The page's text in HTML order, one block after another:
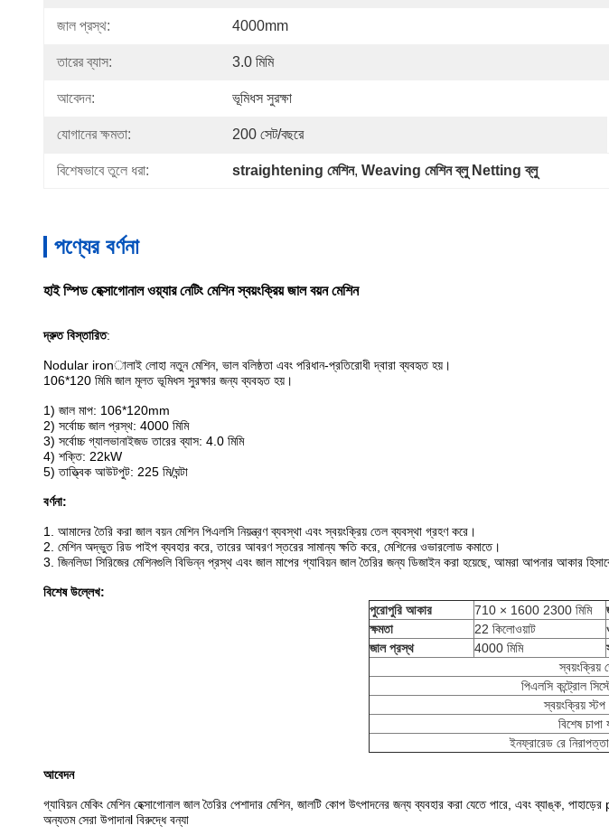
জাল প্রস্থ: 4000mm
তারের ব্যাস: 3.0 মিমি
আবেদন: ভূমিধস সুরক্ষা
যোগানের ক্ষমতা: 200 সেট/বছরে
বিশেষভাবে তুলে ধরা: straightening মেশিন, Weaving মেশিন ব্লু Netting ব্লু
পণ্যের বর্ণনা
হাই স্পিড হেক্সাগোনাল ওয়্যার নেটিং মেশিন স্বয়ংক্রিয় জাল বয়ন মেশিন
দ্রুত বিস্তারিত:
Nodular ironালাই লোহা নতুন মেশিন, ভাল বলিষ্ঠতা এবং পরিধান-প্রতিরোধী দ্বারা ব্যবহৃত হয়।
106*120 মিমি জাল মূলত ভূমিধস সুরক্ষার জন্য ব্যবহৃত হয়।
1) জাল মাপ: 106*120mm
2) সর্বোচ্চ জাল প্রস্থ: 4000 মিমি
3) সর্বোচ্চ গ্যালভানাইজড তারের ব্যাস: 4.0 মিমি
4) শক্তি: 22kW
5) তাত্ত্বিক আউটপুট: 225 মি/ঘন্টা
বর্ণনা:
1. আমাদের তৈরি করা জাল বয়ন মেশিন পিএলসি নিয়ন্ত্রণ ব্যবস্থা এবং স্বয়ংক্রিয় তেল ব্যবস্থা গ্রহণ করে।
2. মেশিন অদ্ভুত রিড পাইপ ব্যবহার করে, তারের আবরণ স্তরের সামান্য ক্ষতি করে, মেশিনের ওভারলোড কমাতে।
3. জিনলিডা সিরিজের মেশিনগুলি বিভিন্ন প্রস্থ এবং জাল মাপের গ্যাবিয়ন জাল তৈরির জন্য ডিজাইন করা হয়েছে, আমরা আপনার আকার
বিশেষ উল্লেখ:
পুরোপুরি আকার
710 × 1600 2300 মিমি
ক্ষমতা
22 কিলোওয়াট
জাল প্রস্থ
4000 মিমি
স্বয়ংক্রিয়
পিএলসি কন্ট্রোল
স্বয়ংক্রিয় স্টপ
বিশেষ চাপা
ইনফ্রারেড রে
আবেদন
গ্যাবিয়ন মেকিং মেশিন হেক্সাগোনাল জাল তৈরির পেশাদার মেশিন, জালটি কোপ উৎপাদনের জন্য ব্যবহার করা যেতে পারে, এবং ব্যাঙ্ক,
অন্যতম সেরা উপাদানl বিরুদ্ধে বন্যা